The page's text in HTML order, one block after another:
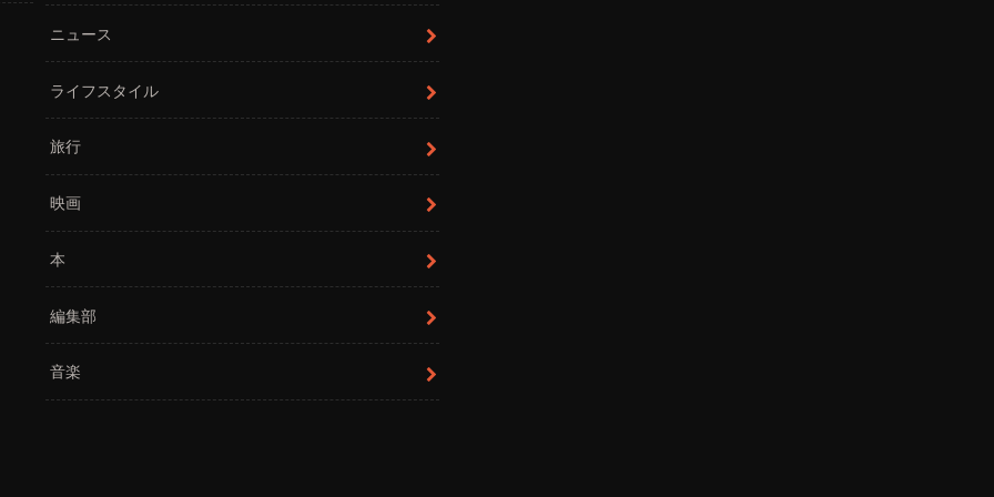
ニュース
ライフスタイル
旅行
映画
本
編集部
音楽